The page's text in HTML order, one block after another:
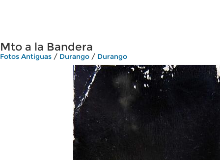
Mto a la Bandera
Fotos Antiguas / Durango / Durango